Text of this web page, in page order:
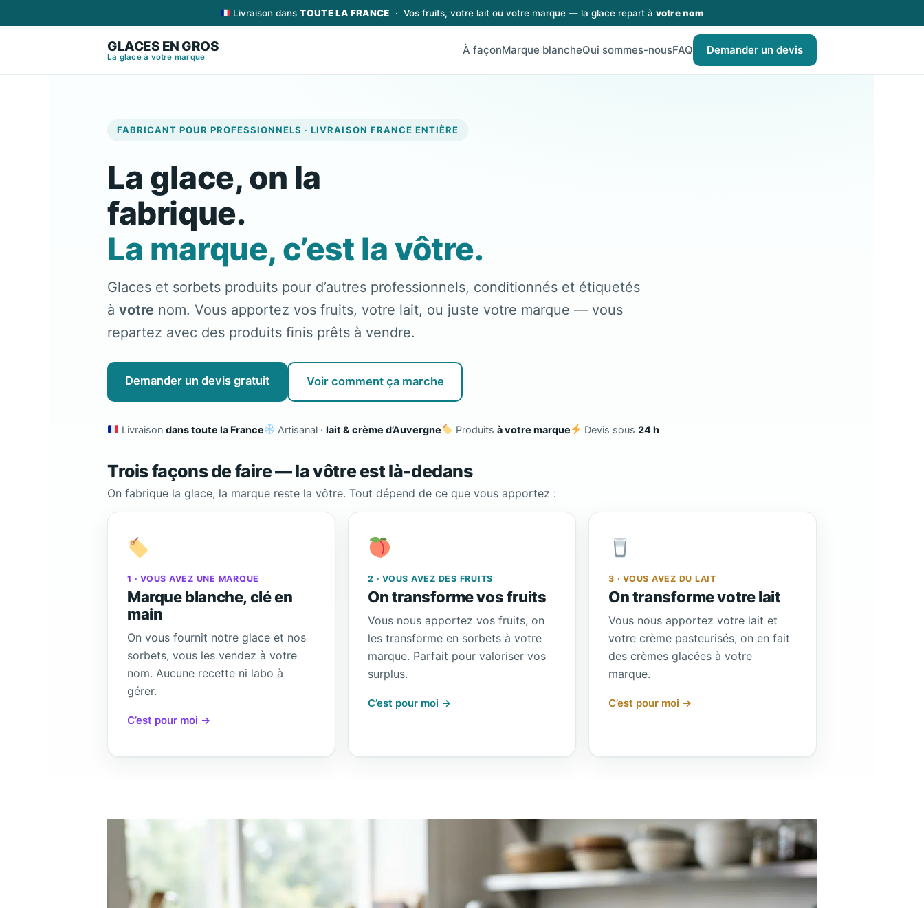
au
Livraison dansTOUTE LA FRANCE · Vos fruits, votre lait ou votre marque — la glace repart à votre nom
GLACES EN GROS
La glace à votre marque
À façonMarque blancheQui sommes-nousFAQ Demander un devis
FABRICANT POUR PROFESSIONNELS · LIVRAISON FRANCE ENTIÈRE
La glace, on la
fabrique.
La marque, c’est la vôtre.
Glaces et sorbets produits pour d’autres professionnels, conditionnés et étiquetés
à votre nom. Vous apportez vos fruits, votre lait, ou juste votre marque — vous
repartez avec des produits finis prêts à vendre.
Demander un devis gratuit Voir comment ça marche
Livraison dans toute la France Artisanal · lait & crème d’Auvergne Produits à votre marque Devis sous 24 h
Trois façons de faire — la vôtre est là-dedans
On fabrique la glace, la marque reste la vôtre. Tout dépend de ce que vous apportez :
1 · VOUS AVEZ UNE MARQUE
Marque blanche, clé en
main
On vous fournit notre glace et nos
sorbets, vous les vendez à votre
nom. Aucune recette ni labo à
gérer.
C’est pour moi →
2 · VOUS AVEZ DES FRUITS
On transforme vos fruits
Vous nous apportez vos fruits, on
les transforme en sorbets à votre
marque. Parfait pour valoriser vos
surplus.
C’est pour moi →
3 · VOUS AVEZ DU LAIT
On transforme votre lait
Vous nous apportez votre lait et
votre crème pasteurisés, on en fait
des crèmes glacées à votre
marque.
C’est pour moi →